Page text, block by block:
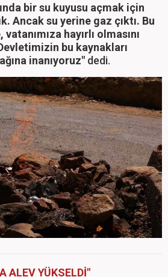
bir su kuyusu açmak için
Ancak su yerine gaz çıktı. Bu
hayırlı olmasını
bu kaynakları
inanıyoruz" dedi.
ALEV YÜKSELDİ"